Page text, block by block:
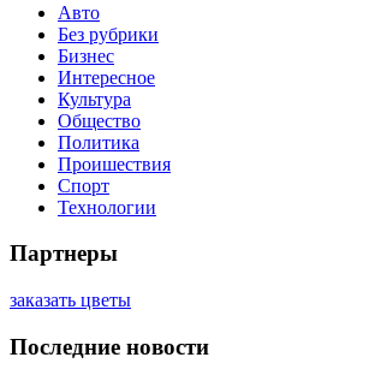
Авто
Без рубрики
Бизнес
Интересное
Культура
Общество
Политика
Проишествия
Спорт
Технологии
Партнеры
заказать цветы
Последние новости